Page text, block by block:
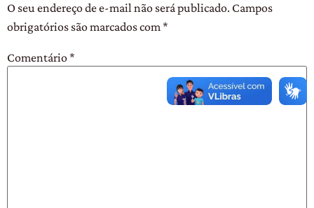
O seu endereço de e-mail não será publicado. Campos
obrigatórios são marcados com*
Comentário*